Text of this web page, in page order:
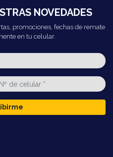
NOVEDADES
promociones, fechas de remate
en tu celular.